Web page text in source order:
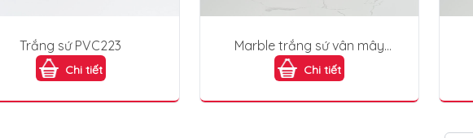
Trắng sứ PVC223
Chi tiết
Marble trắng sứ vân mây
PVC214
Chi tiết